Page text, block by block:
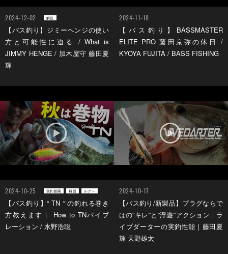
2024-12-02 解説
【バス釣り】ジミーヘンジの使い
方と可能性に迫る / What is
JIMMY HENGE / 加木屋守 藤田夏
輝
2024-11-18
【バス釣り】BASSMASTER
ELITE PRO 藤田京弥の休日 /
KYOYA FUJITA / BASS FISHING
2024-10-25 実釣動画 解説 ルアー
【バス釣り】“ TN ″ の釣れる巻き
方教えます｜ How to TNバイブ
レーション / 水野浩聡
2024-10-17
【バス釣り/新製品】プラグならで
はの“キレ″と“浮遊″アクション｜ラ
イブダーターの実釣性能｜藤田夏
輝 天野雄太